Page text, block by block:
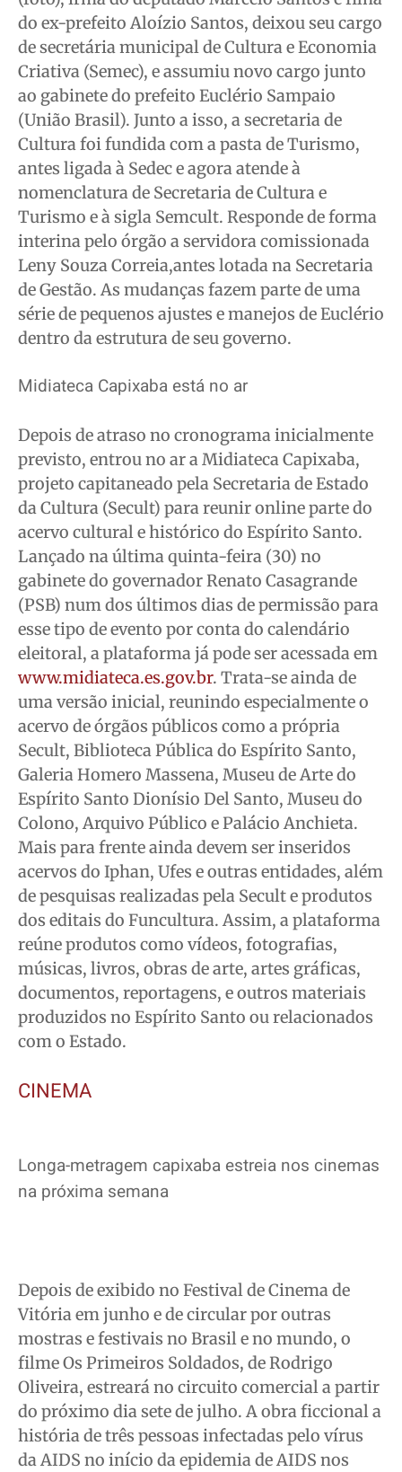
do ex-prefeito Aloízio Santos, deixou seu cargo
de secretária municipal de Cultura e Economia
Criativa (Semec), e assumiu novo cargo junto
ao gabinete do prefeito Euclério Sampaio
(União Brasil). Junto a isso, a secretaria de
Cultura foi fundida com a pasta de Turismo,
antes ligada à Sedec e agora atende à
nomenclatura de Secretaria de Cultura e
Turismo e à sigla Semcult. Responde de forma
interina pelo órgão a servidora comissionada
Leny Souza Correia,antes lotada na Secretaria
de Gestão. As mudanças fazem parte de uma
série de pequenos ajustes e manejos de Euclério
dentro da estrutura de seu governo.
Midiateca Capixaba está no ar
Depois de atraso no cronograma inicialmente
previsto, entrou no ar a Midiateca Capixaba,
projeto capitaneado pela Secretaria de Estado
da Cultura (Secult) para reunir online parte do
acervo cultural e histórico do Espírito Santo.
Lançado na última quinta-feira (30) no
gabinete do governador Renato Casagrande
(PSB) num dos últimos dias de permissão para
esse tipo de evento por conta do calendário
eleitoral, a plataforma já pode ser acessada em
www.midiateca.es.gov.br. Trata-se ainda de
uma versão inicial, reunindo especialmente o
acervo de órgãos públicos como a própria
Secult, Biblioteca Pública do Espírito Santo,
Galeria Homero Massena, Museu de Arte do
Espírito Santo Dionísio Del Santo, Museu do
Colono, Arquivo Público e Palácio Anchieta.
Mais para frente ainda devem ser inseridos
acervos do Iphan, Ufes e outras entidades, além
de pesquisas realizadas pela Secult e produtos
dos editais do Funcultura. Assim, a plataforma
reúne produtos como vídeos, fotografias,
músicas, livros, obras de arte, artes gráficas,
documentos, reportagens, e outros materiais
produzidos no Espírito Santo ou relacionados
com o Estado.
CINEMA
Longa-metragem capixaba estreia nos cinemas
na próxima semana
Depois de exibido no Festival de Cinema de
Vitória em junho e de circular por outras
mostras e festivais no Brasil e no mundo, o
filme Os Primeiros Soldados, de Rodrigo
Oliveira, estreará no circuito comercial a partir
do próximo dia sete de julho. A obra ficcional a
história de três pessoas infectadas pelo vírus
da AIDS no início da epidemia de AIDS nos